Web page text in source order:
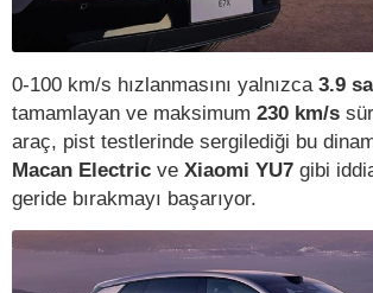
0-100 km/s hızlanmasını yalnızca 3.9
tamamlayan ve maksimum 230 km/s
araç, pist testlerinde sergilediği bu
Macan Electric ve Xiaomi YU7 gibi
geride bırakmayı başarıyor.